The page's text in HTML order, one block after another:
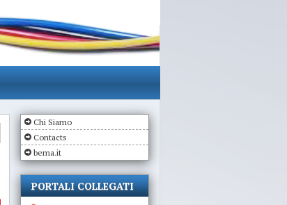
Chi Siamo
Contacts
bema.it
PORTALI COLLEGATI